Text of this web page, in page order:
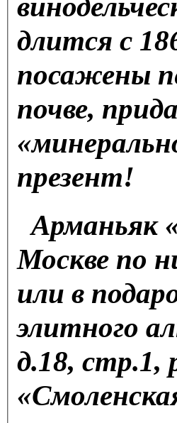
длится с
посажены
почве,
презент!
Арманьяк
Москве по
или в
элитного
д.18, стр.1,